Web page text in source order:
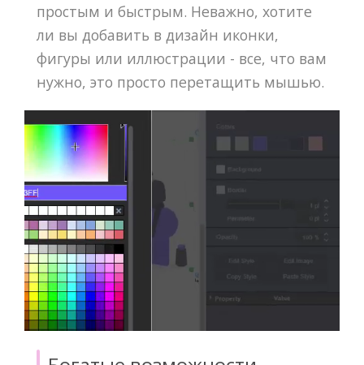
простым и быстрым. Неважно, хотите
ли вы добавить в дизайн иконки,
фигуры или иллюстрации - все, что вам
нужно, это просто перетащить мышью.